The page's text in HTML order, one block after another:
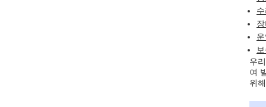
우
여
위